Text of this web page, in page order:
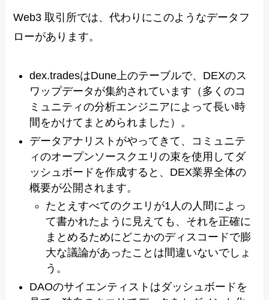
Web3 取引所では、代わりにこのようなデータフ
ローがあります。
dex.tradesはDune上のテーブルで、DEXのス
ワップデータが集約されています（多くのコ
ミュニティの分析エンジニアによって長い時
間をかけてまとめられました）。
データアナリストがやってきて、コミュニテ
ィのオープンソースクエリの束を使用してダ
ッシュボードを作成すると、DEX業界全体の
概要が公開されます。
たとえすべてのクエリが1人の人間によっ
て書かれたように見えても、それを正確に
まとめるためにどこかのディスコードで膨
大な議論があったことは間違いないでしょ
う。
DAOのサイエンティストはダッシュボードを